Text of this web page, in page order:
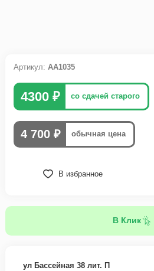
Артикул: АА1035
4300 ₽ со сдачей старого
4 700 ₽ обычная цена
В избранное
В Клик
ул Бассейная 38 лит. П